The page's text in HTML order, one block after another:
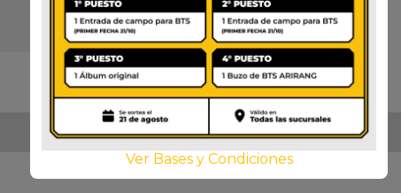
Ver Bases y Condiciones